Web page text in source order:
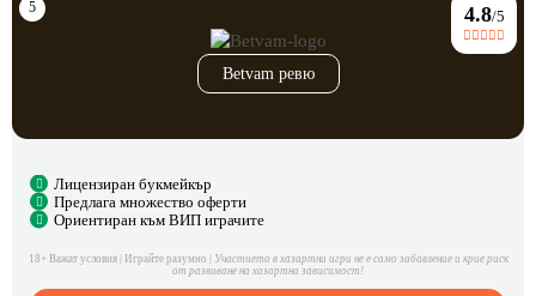
Betvam ревю
4.8/5
Лицензиран букмейкър
Предлага множество оферти
Ориентиран към ВИП играчите
18+ Важат условия | Играйте разумно |
Участието в хазартни игри не е само забавление и крие риск
от развиване на хазартна зависимост!